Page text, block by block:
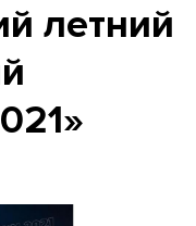
летний